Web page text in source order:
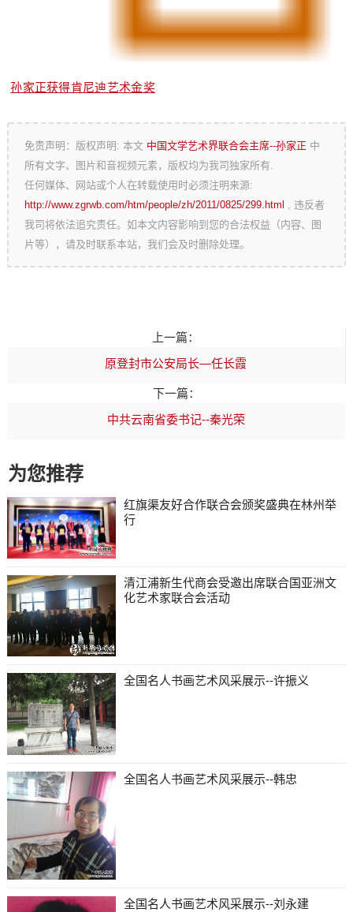
孙家正获得肯尼迪艺术金奖
免责声明：版权声明: 本文中国文学艺术界联合会主席--孙家正 中
所有文字、图片和音视频元素，版权均为我司独家所有.
任何媒体、网站或个人在转载使用时必须注明来源:
http://www.zgrwb.com/htm/people/zh/2011/0825/299.html
, 违反者
我司将依法追究责任。如本文内容影响到您的合法权益（内容、图
片等），请及时联系本站，我们会及时删除处理。
上一篇：
原登封市公安局长—任长霞
下一篇：
中共云南省委书记--秦光荣
为您推荐
红旗渠友好合作联合会颁奖盛典在林州举
行
清江浦新生代商会受邀出席联合国亚洲文
化艺术家联合会活动
全国名人书画艺术风采展示--许振义
全国名人书画艺术风采展示--韩忠
全国名人书画艺术风采展示--刘永建